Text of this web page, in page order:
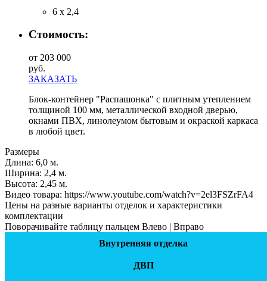
6 х 2,4
Стоимость:
от 203 000
руб.
ЗАКАЗАТЬ
Блок-контейнер "Распашонка" с плитным утеплением
толщиной 100 мм, металлической входной дверью,
окнами ПВХ, линолеумом бытовым и окраской каркаса
в любой цвет.
Размеры
Длина: 6,0 м.
Ширинa: 2,4 м.
Высота: 2,45 м.
Видео товара: https://www.youtube.com/watch?v=2el3FSZrFA4
Цены на разные варианты отделок и характеристики
комплектации
Поворачивайте таблицу пальцем Влево | Вправо
Внутренняя отделка
ДВП